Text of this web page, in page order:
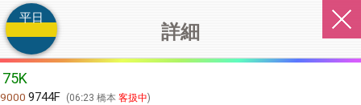
詳細
平日
75K
9000 9744F 06:23 橋本客扱中